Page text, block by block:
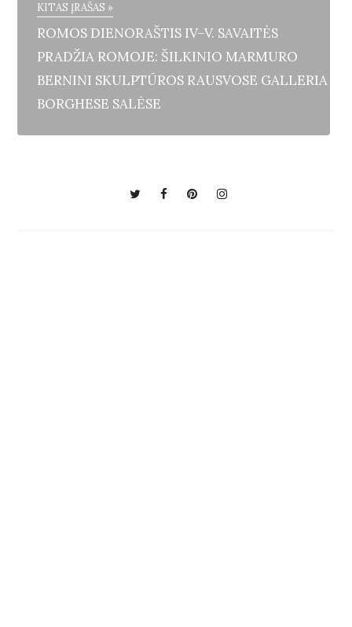
KITAS ĮRAŠAS »
ROMOS DIENORAŠTIS IV–V. SAVAITĖS
PRADŽIA ROMOJE: ŠILKINIO MARMURO
BERNINI SKULPTŪROS RAUSVOSE GALLERIA
BORGHESE SALĖSE